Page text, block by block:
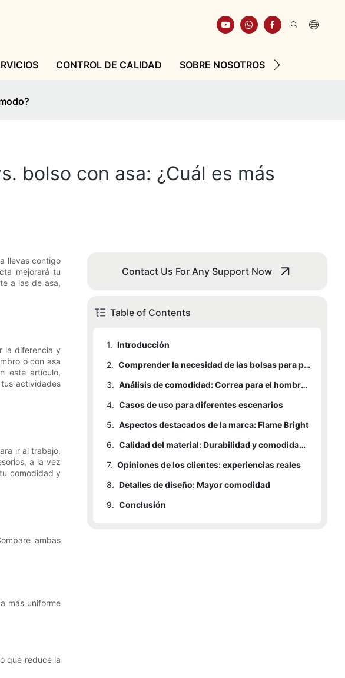
CONTROL DE CALIDAD SOBRE NOSOTROS
bolso con asa: ¿Cuál es más
llevas contigo
mejorará tu
a las de asa,
la diferencia y
o con asa
este artículo,
actividades
ir al trabajo,
a la vez
comodidad y
ambas
más uniforme
que reduce la
Contact Us For Any Support Now
Table of Contents
1. Introducción
2.
Comprender la necesidad de las bolsas para portátiles
3.
Análisis de comodidad: Correa para el hombro frente a asa
3.1 Bandolera
3.1.1 Ventajas:
3.1.2
Desventajas:
3.2 Manejar
3.2.1 Ventajas:
3.2.2 Desventajas:
3.2.3 Escenarios de la vida real
4. Casos de uso para diferentes escenarios
4.1 Bandolera
4.1.1 Desplazamientos diarios al trabajo
4.1.2 Caminando a las reuniones
4.2 Manejar
4.2.1 Elevadores rápidos
4.2.2 Transporte de cargas pesadas
5. Aspectos destacados de la marca: Flame Bright
5.1 Características de la correa para el hombro
5.2 Características del mango
6.
Calidad del material: Durabilidad y comodidad del caucho
6.1 Correas de hombro de goma
6.2 Mango de goma
7. Opiniones de los clientes: experiencias reales
7.1 Testimonio 1: Sarah
7.2 Testimonio 2: Juan
8. Detalles de diseño: Mayor comodidad
8.1 Diseño ergonómico
9. Conclusión